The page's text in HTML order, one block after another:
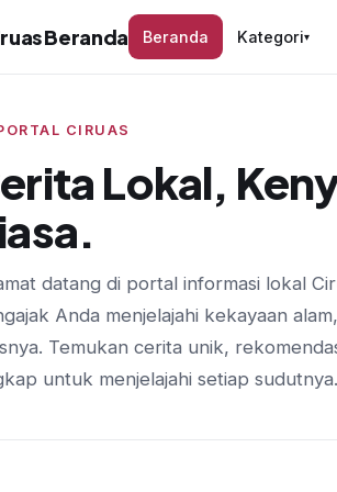
Beranda Beranda Kategori▾
CIRUAS
Lokal,
datang di portal informasi lokal
Anda menjelajahi kekayaan
Temukan cerita unik,
untuk menjelajahi setiap sudutnya.